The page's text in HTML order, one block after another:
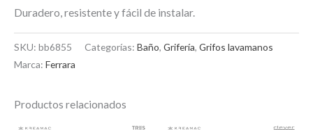
Duradero, resistente y fácil de instalar.
SKU: bb6855 Categorías: Baño, Grifería, Grifos lavamanos
Marca: Ferrara
Productos relacionados